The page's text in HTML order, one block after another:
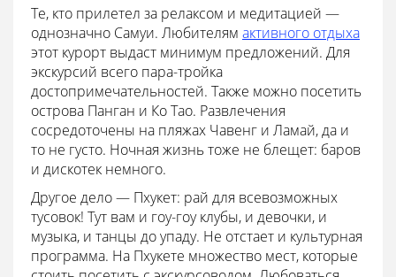
Те, кто прилетел за релаксом и медитацией —
однозначно Самуи. Любителям активного отдыха
этот курорт выдаст минимум предложений. Для
экскурсий всего пара-тройка
достопримечательностей. Также можно посетить
острова Панган и Ко Тао. Развлечения
сосредоточены на пляжах Чавенг и Ламай, да и
то не густо. Ночная жизнь тоже не блещет: баров
и дискотек немного.
Другое дело — Пхукет: рай для всевозможных
тусовок! Тут вам и гоу-гоу клубы, и девочки, и
музыка, и танцы до упаду. Не отстает и культурная
программа. На Пхукете множество мест, которые